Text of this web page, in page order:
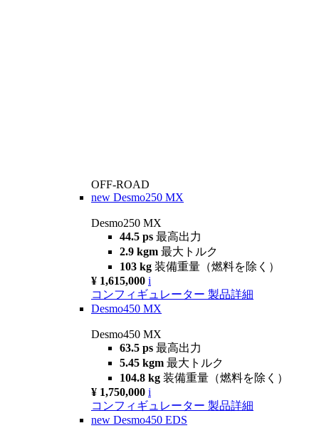
OFF-ROAD
new Desmo250 MX
Desmo250 MX
44.5 ps 最高出力
2.9 kgm 最大トルク
103 kg 装備重量（燃料を除く）
¥ 1,615,000 i
コンフィギュレーター 製品詳細
Desmo450 MX
Desmo450 MX
63.5 ps 最高出力
5.45 kgm 最大トルク
104.8 kg 装備重量（燃料を除く）
¥ 1,750,000 i
コンフィギュレーター 製品詳細
new Desmo450 EDS